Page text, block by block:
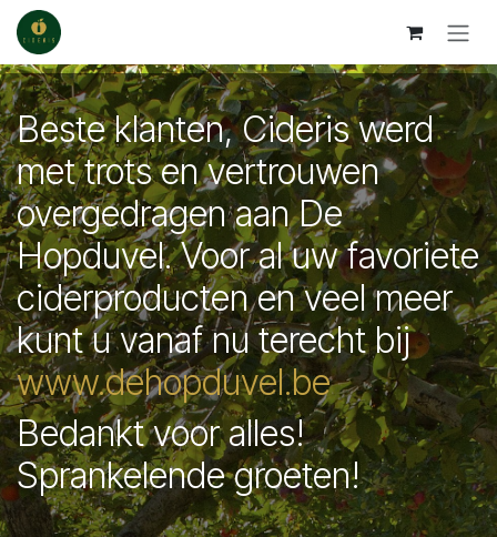
Overslaan naar inhoud
Beste klanten, Cideris werd
met trots en vertrouwen
overgedragen aan De
Hopduvel. Voor al uw favoriete
ciderproducten en veel meer
kunt u vanaf nu terecht bij
www.dehopduvel.be
Bedankt voor alles!
Sprankelende groeten!